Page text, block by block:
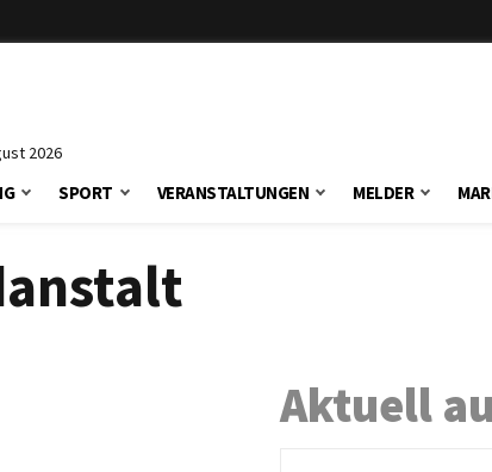
2026
SPORT VERANSTALTUNGEN MELDER
Aktuell